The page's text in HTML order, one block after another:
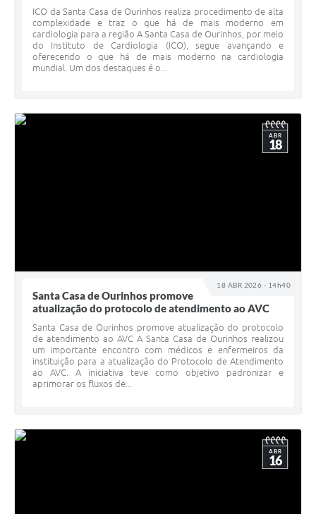
ICO da Santa Casa de Ourinhos realiza procedimento de alta
complexidade e traz o que há de mais moderno em
cardiologia para a região A Santa Casa de Ourinhos, por meio
do Instituto de Cardiologia (ICO), segue avançando e
oferecendo o que há de mais moderno na cardiologia
mundial. Um dos destaques é o...
18 ABR 2026 - 14h40
ABR
18
Santa Casa de Ourinhos promove
atualização do protocolo de atendimento ao AVC
Santa Casa de Ourinhos promove atualização do protocolo
de atendimento ao AVC A Santa Casa de Ourinhos realizou
um importante encontro com médicos e enfermeiros da
instituição para a atualização do Protocolo de Atendimento
ao AVC. A iniciativa teve como objetivo padronizar e
aprimorar os fluxos de...
ABR
16